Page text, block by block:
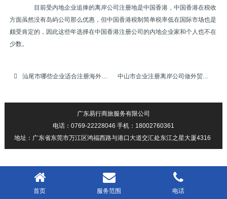
目前受内地企业追捧的离岸公司注册地是中国香港，中国香港在税收
方面虽然没有岛屿公司那么优惠，但中国香港税制简单税率低在国际市场也是
颇受肯定的，因此这些年选择在中国香港注册公司的内地企业家和个人也不在
少数。
汕尾市哪些企业适合注册海外离岸公司 中山市企业注册离岸公司做外贸有何优势
广东易行商旅服务有限公司
电话：0769-22228046 手机：18002760361
地址：广东省东莞市万江区鸿福西路与港口大道交汇处东江之星大厦4316
首页 服务范围 电话